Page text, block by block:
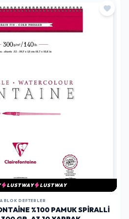
LUSTWAY LUSTWAY
BLOK DEFTERLER
%100 PAMUK SPIRALLI